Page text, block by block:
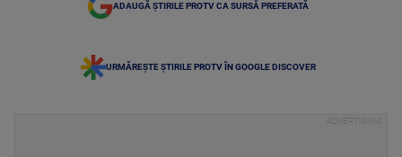
ADAUGĂ ȘTIRILE PROTV CA SURSĂ PREFERATĂ
URMĂREȘTE ȘTIRILE PROTV ÎN GOOGLE DISCOVER